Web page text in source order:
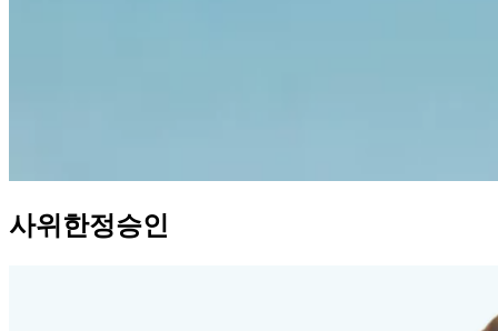
사위한정승인